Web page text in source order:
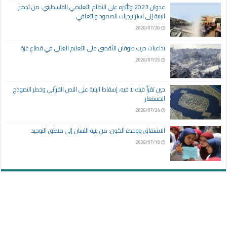
عدوان 2023 وتأثيره على النظام التعليمي الفلسطيني: من تدمير
البنية إلى استراتيجيات الصمود والتعافي
2026/07/26
تداعيات حرب طوفان الأقصى على التعليم العالي في قطاع غزة
2026/07/25
حين تقرأ فيك لا فيه، إسقاط البنية على النص القرآني وخطر النموذج
المستعار
2026/07/24
الاشتقاق ووحدة الكون: من بنية اللسان إلى منطق التوحيد
2026/07/18